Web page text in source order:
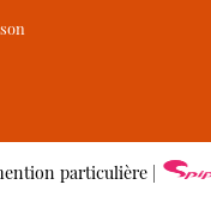
particulière |